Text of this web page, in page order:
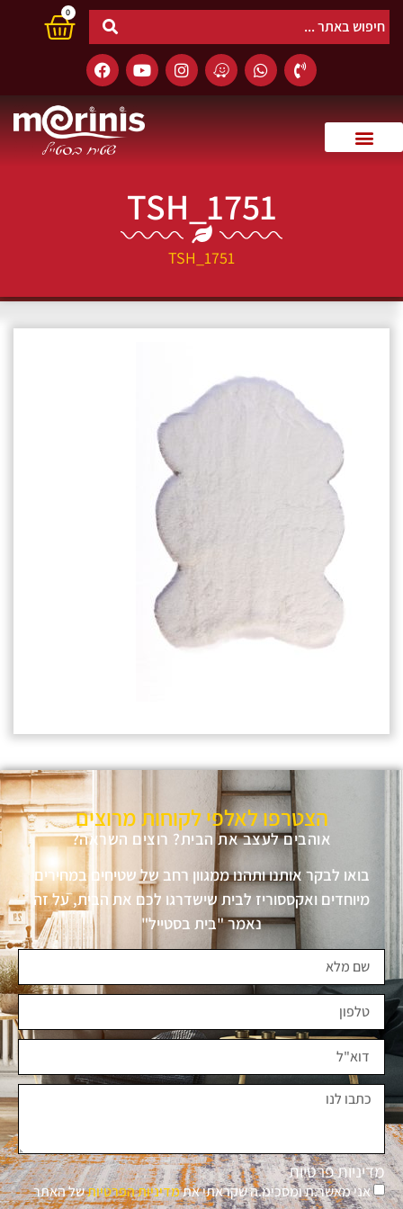
0
TSH_1751
TSH_1751
הצטרפו לאלפי לקוחות מרוצים
אוהבים לעצב את הבית? רוצים השראה?
בואו לבקר אותנו ותהנו ממגוון רחב של שטיחים במחירים
מיוחדים ואקססוריז לבית שישדרגו לכם את הבית, על זה
נאמר "בית בסטייל"
מדיניות פרטיות
אני מאשר.ת ומסכימ.ה שקראתי אתמדיניות הפרטיותשל האתר